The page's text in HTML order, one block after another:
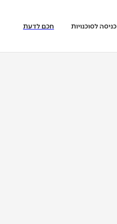
כניסה לסוכנויות חכם לדעת